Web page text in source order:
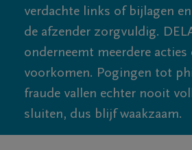
verdachte links of bijlagen
de afzender zorgvuldig.
onderneemt meerdere
voorkomen. Pogingen tot
fraude vallen echter nooit
sluiten, dus blijf waakzaam.